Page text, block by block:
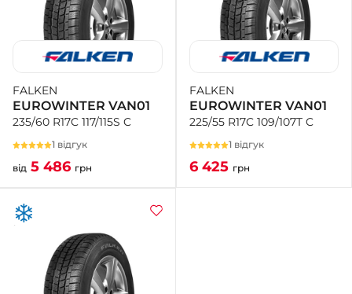
FALKEN
EUROWINTER VAN01
235/60 R17C 117/115S C
1 відгук
від 5 486 грн
FALKEN
EUROWINTER VAN01
225/55 R17C 109/107T C
1 відгук
6 425 грн